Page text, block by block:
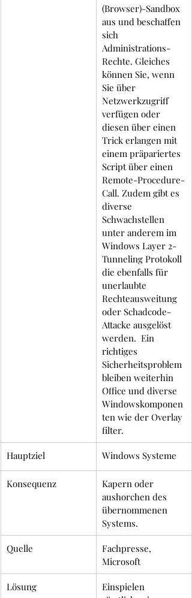
(Browser)-Sandbox
aus und beschaffen
sich
Administrations-
Rechte. Gleiches
können Sie, wenn
Sie über
Netzwerkzugriff
verfügen oder
diesen über einen
Trick erlangen mit
einem präpariertes
Script über einen
Remote-Procedure-
Call. Zudem gibt es
diverse
Schwachstellen
unter anderem im
Windows Layer 2-
Tunneling Protokoll
die ebenfalls für
unerlaubte
Rechteausweitung
oder Schadcode-
Attacke ausgelöst
werden.  Ein
richtiges
Sicherheitsproblem
bleiben weiterhin
Office und diverse
Windowskomponen
ten wie der Overlay
filter.
Hauptziel Windows Systeme
Konsequenz
Kapern oder
aushorchen des
übernommenen
Systems.
Quelle
Fachpresse,
Microsoft
Lösung
Einspielen